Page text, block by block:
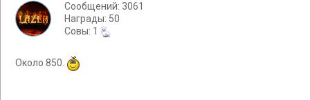
Сообщений: 3061
Награды: 50
Cовы: 1
Около 850.